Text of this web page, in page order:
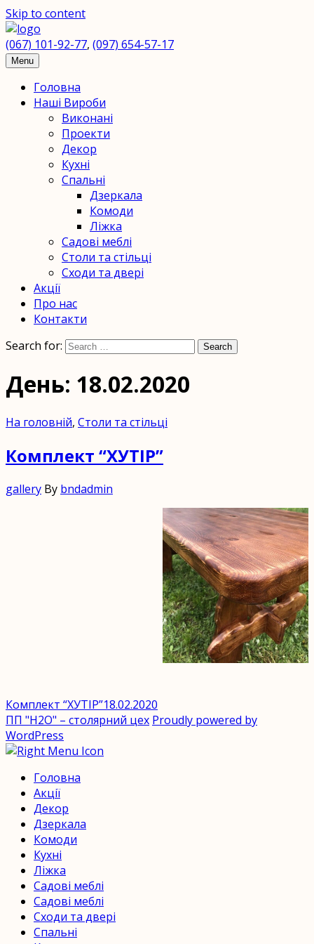
Skip to content
ПП
"H2O"
столярний
натурального
дерева
на
замовлення.
недорого
от
в
Украине.
(067) 101-92-77, (097) 654-57-17
Menu
Головна
Наші Вироби
Виконані
Проекти
Декор
Кухні
Спальні
Дзеркала
Комоди
Ліжка
Садові меблі
Столи та стільці
Сходи та двері
Акції
Про нас
Контакти
Search for:
Search
День: 18.02.2020
На головній, Столи та стільці
Комплект “ХУТІР”
gallery By bndadmin
Комплект “ХУТІР”18.02.2020
ПП "H2O" – столярний цех Proudly powered by
WordPress
Головна
Акції
Декор
Дзеркала
Комоди
Кухні
Ліжка
Садові меблі
Садові меблі
Сходи та двері
Спальні